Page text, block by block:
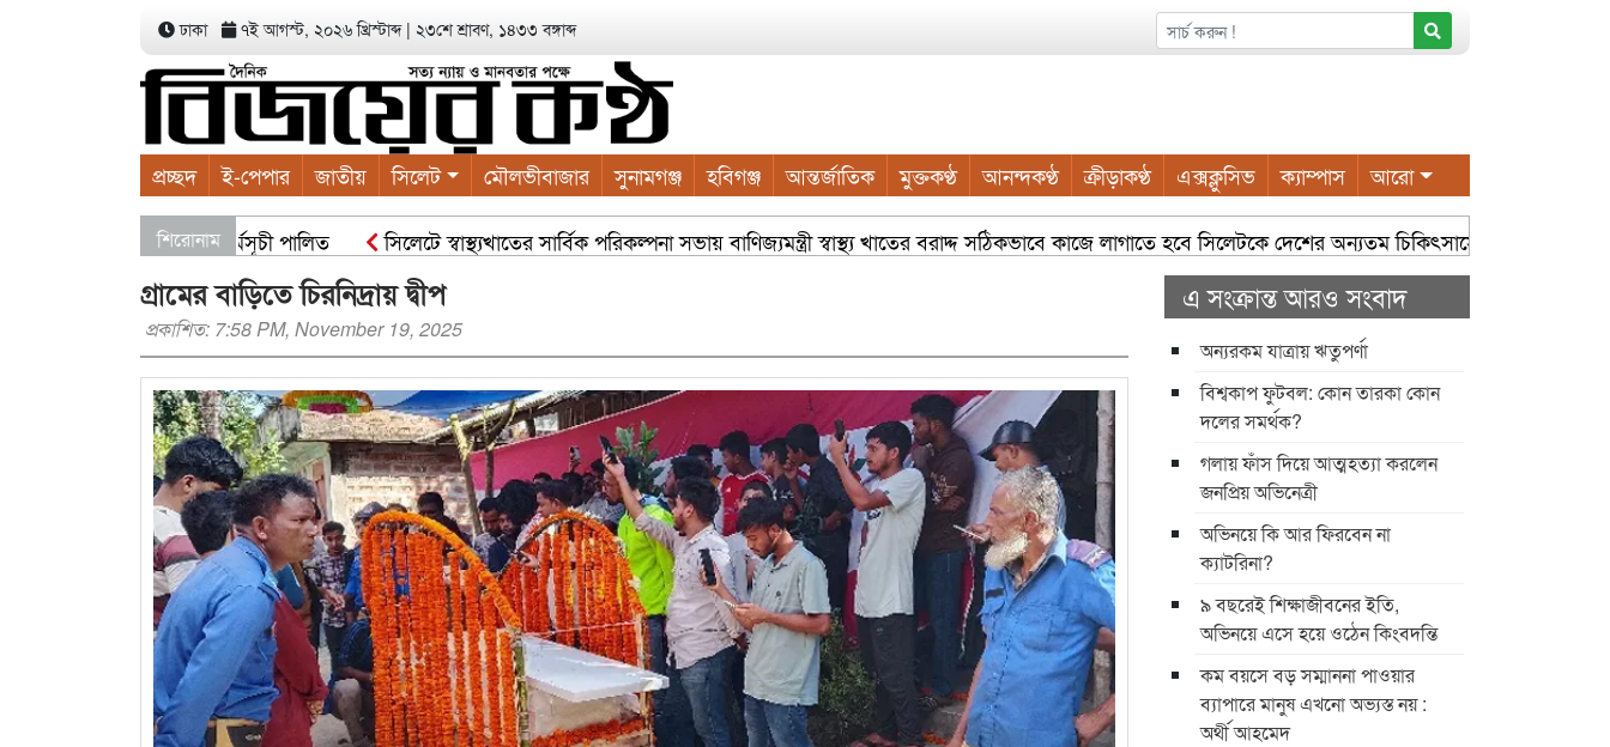
ঢাকা ৭ই আগস্ট, ২০২৬ খ্রিস্টাব্দ| ২৩শে শ্রাবণ, ১৪৩৩ বঙ্গাব্দ
প্রচ্ছদ ই-পেপার জাতীয় সিলেট মৌলভীবাজার সুনামগঞ্জ হবিগঞ্জ আন্তর্জাতিক মুক্তকণ্ঠ আনন্দকণ্ঠ ক্রীড়াকণ্ঠ এক্সক্লুসিভ ক্যাম্পাস আরো
শিরোনাম
বৃক্ষরোপণ কর্মসূচী পালিত সিলেটে স্বাস্থ্যখাতের সার্বিক পরিকল্পনা সভায় বাণিজ্যমন্ত্রী স্বাস্থ্য খাতের বরাদ্দ সঠিকভাবে কাজে লাগাতে হবে সিলেটকে দেশের অন্যতম চিকিৎসাসেবা কেন্দ্র হিসেবে
গ্রামের বাড়িতে চিরনিদ্রায় দ্বীপ
প্রকাশিত: 7:58 PM, November 19, 2025
এ সংক্রান্ত আরও সংবাদ
অন্যরকম যাত্রায় ঋতুপর্ণা
বিশ্বকাপ ফুটবল: কোন তারকা কোন
দলের সমর্থক?
গলায় ফাঁস দিয়ে আত্মহত্যা করলেন
জনপ্রিয় অভিনেত্রী
অভিনয়ে কি আর ফিরবেন না
ক্যাটরিনা?
৯ বছরেই শিক্ষাজীবনের ইতি,
অভিনয়ে এসে হয়ে ওঠেন কিংবদন্তি
কম বয়সে বড় সম্মাননা পাওয়ার
ব্যাপারে মানুষ এখনো অভ্যস্ত নয় :
অর্থী আহমেদ